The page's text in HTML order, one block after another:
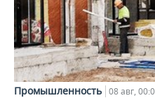
Промышленность 08 авг,